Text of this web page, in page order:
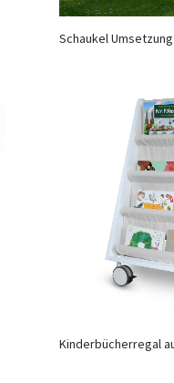
Schaukel Umsetzung
Kinderbücherregal